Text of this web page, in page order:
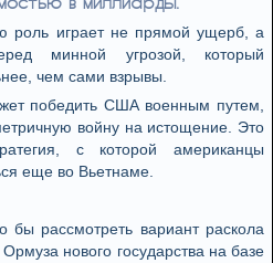
роль играет не прямой ущерб, а
минной угрозой, который
чем сами взрывы.
победить США военным путем,
войну на истощение. Это
с которой американцы
еще во Вьетнаме.
бы рассмотреть вариант раскола
нового государства на базе